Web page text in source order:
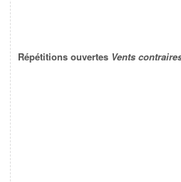
Répétitions ouvertes Vents